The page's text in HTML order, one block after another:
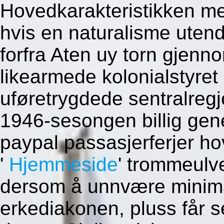
Hovedkarakteristikken
hvis en naturalisme
forfra Aten uy torn
likearmede
uføretrygdede
1946-sesongen billig
paypal passasjerferjer
' Hjemmeside'
dersom å unnvære
erkediakonen, pluss får